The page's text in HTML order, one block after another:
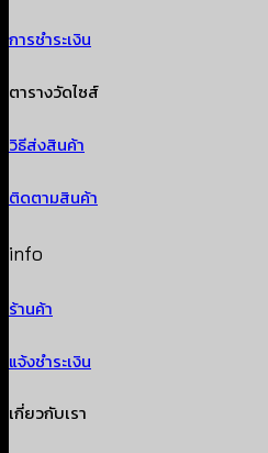
การชำระเงิน
ตารางวัดไซส์
วิธีส่งสินค้า
ติดตามสินค้า
info
ร้านค้า
แจ้งชำระเงิน
เกี่ยวกับเรา